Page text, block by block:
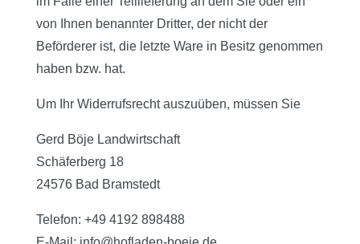
von Ihnen benannter Dritter, der nicht der
Beförderer ist, die letzte Ware in Besitz genommen
haben bzw. hat.
Um Ihr Widerrufsrecht auszuüben, müssen Sie
Gerd Böje Landwirtschaft
Schäferberg 18
24576 Bad Bramstedt
Telefon: +49 4192 898488